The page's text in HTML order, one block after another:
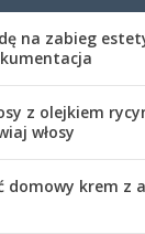
na zabieg
z olejkiem
włosy
domowy krem z